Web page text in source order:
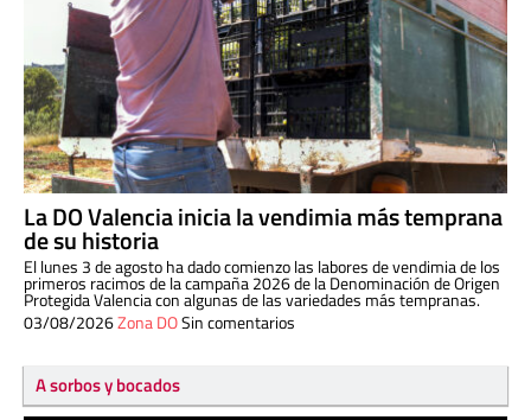
La DO Valencia inicia la vendimia más temprana
de su historia
El lunes 3 de agosto ha dado comienzo las labores de vendimia de los
primeros racimos de la campaña 2026 de la Denominación de Origen
Protegida Valencia con algunas de las variedades más tempranas.
03/08/2026Zona DOSin comentarios
A sorbos y bocados